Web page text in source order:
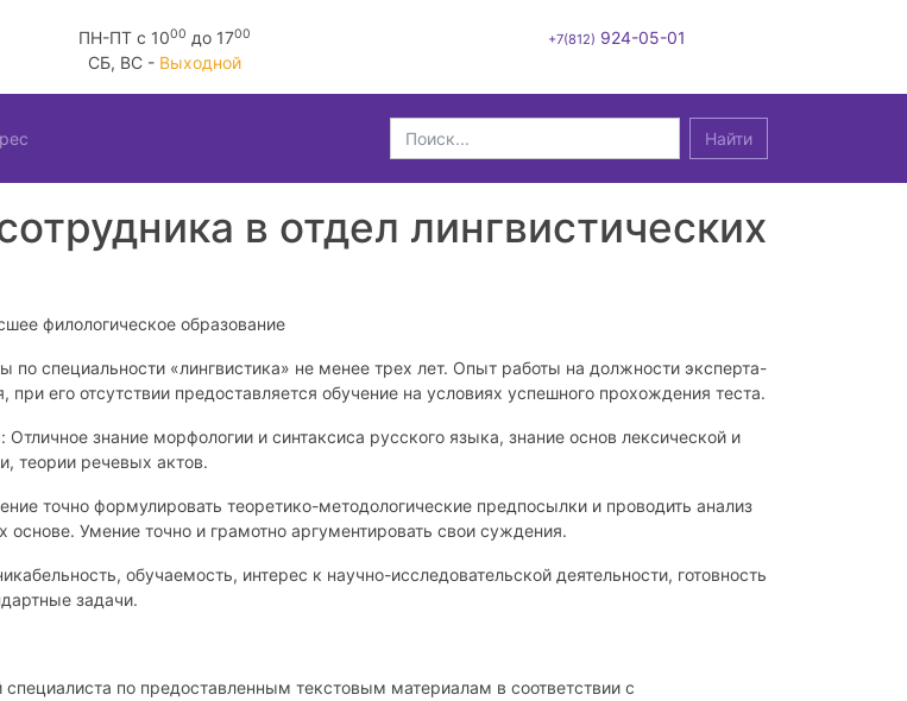
ПН-ПТ c 1000 до 1700
СБ, ВС - Выходной
+7(812) 924-05-01
Найти
в отдел лингвистических
филологическое образование
специальности «лингвистика» не менее трех лет. Опыт работы на должности эксперта-
при его отсутствии предоставляется обучение на условиях успешного прохождения теста.
знание морфологии и синтаксиса русского языка, знание основ лексической и
теории речевых актов.
точно формулировать теоретико-методологические предпосылки и проводить анализ
основе. Умение точно и грамотно аргументировать свои суждения.
обучаемость, интерес к научно-исследовательской деятельности, готовность
задачи.
специалиста по предоставленным текстовым материалам в соответствии с